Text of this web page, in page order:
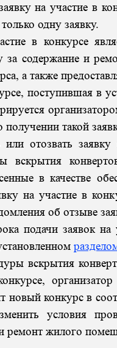
на участие в
одну заявку.
конкурсе
за содержание и
а также
поступившая в
получении такой
отозвать заявку
вскрытия
в качестве
на участие в
об отзыве
подачи заявок на
вскрытия
новый конкурс в
условия
ремонт жилого